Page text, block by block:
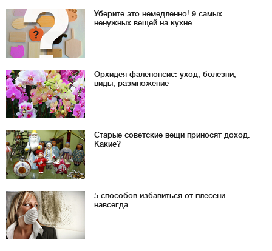
Уберите это немедленно! 9 самых
ненужных вещей на кухне
Орхидея фаленопсис: уход, болезни,
виды, размножение
Старые советские вещи приносят доход.
Какие?
5 способов избавиться от плесени
навсегда